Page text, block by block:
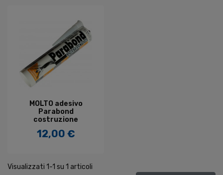
MOLTO adesivo
Parabond
costruzione
Prezzo
12,00 €
Visualizzati 1-1 su 1 articoli